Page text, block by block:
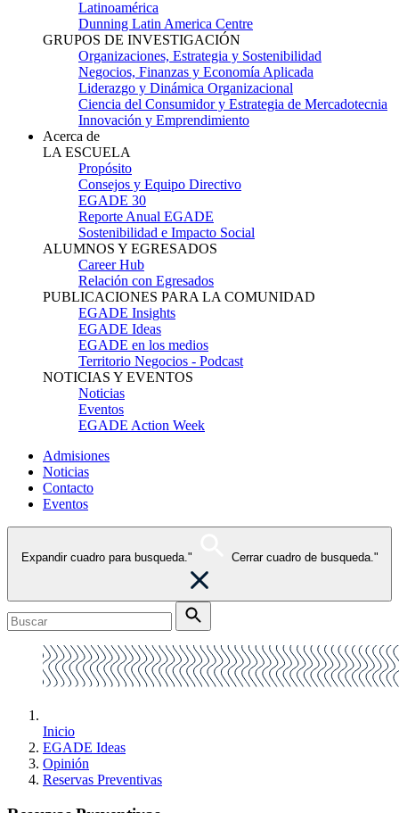
Latinoamérica
Dunning Latin America Centre
GRUPOS DE INVESTIGACIÓN
Organizaciones, Estrategia y Sostenibilidad
Negocios, Finanzas y Economía Aplicada
Liderazgo y Dinámica Organizacional
Ciencia del Consumidor y Estrategia de Mercadotecnia
Innovación y Emprendimiento
Acerca de
LA ESCUELA
Propósito
Consejos y Equipo Directivo
EGADE 30
Reporte Anual EGADE
Sostenibilidad e Impacto Social
ALUMNOS Y EGRESADOS
Career Hub
Relación con Egresados
PUBLICACIONES PARA LA COMUNIDAD
EGADE Insights
EGADE Ideas
EGADE en los medios
Territorio Negocios - Podcast
NOTICIAS Y EVENTOS
Noticias
Eventos
EGADE Action Week
Admisiones
Noticias
Contacto
Eventos
Expandir cuadro para busqueda." Cerrar cuadro de busqueda."
Inicio
EGADE Ideas
Opinión
Reservas Preventivas